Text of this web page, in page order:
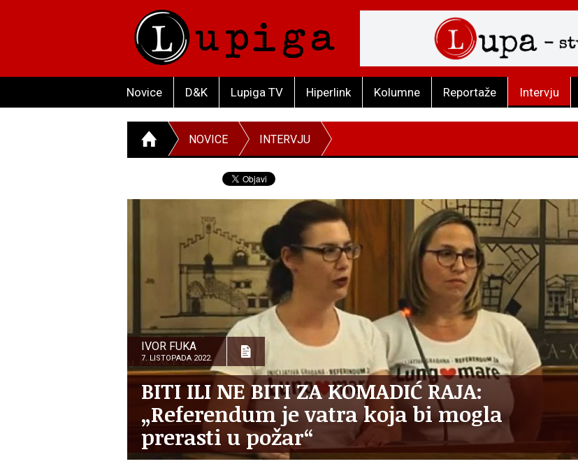
Novice D&K Lupiga TV Hiperlink Kolumne Reportaže Intervju
NOVICE INTERVJU
IVOR FUKA
7. LISTOPADA 2022.
BITI ILI NE BITI ZA KOMADIĆ RAJA:
„Referendum je vatra koja bi mogla
prerasti u požar“